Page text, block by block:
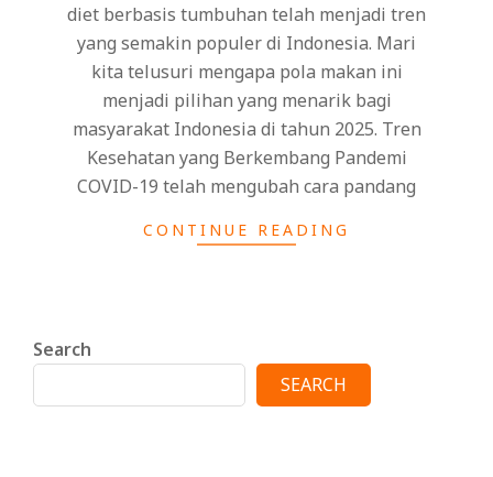
diet berbasis tumbuhan telah menjadi tren
yang semakin populer di Indonesia. Mari
kita telusuri mengapa pola makan ini
menjadi pilihan yang menarik bagi
masyarakat Indonesia di tahun 2025. Tren
Kesehatan yang Berkembang Pandemi
COVID-19 telah mengubah cara pandang
CONTINUE READING
Search
SEARCH